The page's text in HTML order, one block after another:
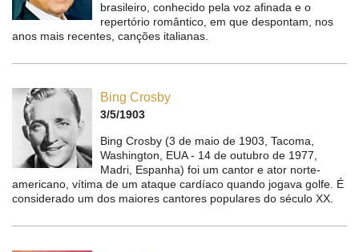
brasileiro, conhecido pela voz afinada e o
repertório romântico, em que despontam, nos
anos mais recentes, canções italianas.
Bing Crosby
3/5/1903
Bing Crosby (3 de maio de 1903, Tacoma,
Washington, EUA - 14 de outubro de 1977,
Madri, Espanha) foi um cantor e ator norte-
americano, vítima de um ataque cardíaco quando jogava golfe. É
considerado um dos maiores cantores populares do século XX.